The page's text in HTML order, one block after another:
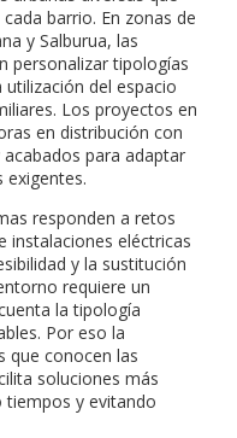
barrio. En zonas de
y Salburua, las
personalizar tipologías
del espacio
Los proyectos en
en distribución con
para adaptar
exigentes.
responden a retos
instalaciones eléctricas
y la sustitución
requiere un
la tipología
Por eso la
que conocen las
soluciones más
tiempos y evitando